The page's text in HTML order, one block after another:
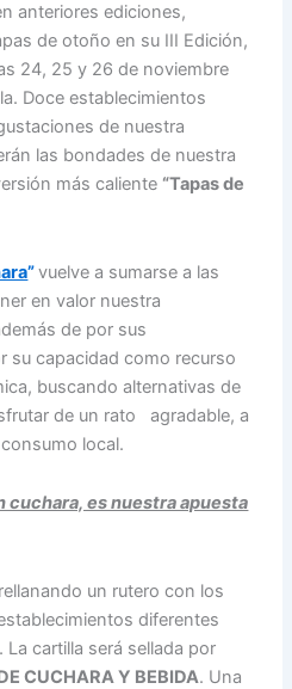
anteriores ediciones,
de otoño en su III Edición,
24, 25 y 26 de noviembre
Doce establecimientos
de nuestra
las bondades de nuestra
más caliente “Tapas de
”vuelve a sumarse a las
en valor nuestra
de por sus
su capacidad como recurso
buscando alternativas de
de un rato agradable, a
local.
cuchara, es nuestra apuesta
un rutero con los
diferentes
cartilla será sellada por
CUCHARA Y BEBIDA. Una